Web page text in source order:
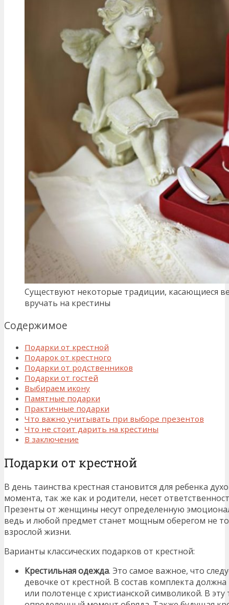
Существуют некоторые традиции, касающиеся
вручать на крестины
Содержимое
Подарки от крестной
Подарок от крестного
Подарки от родственников
Подарки от гостей
Выбираем икону
Памятные подарки
Практичные подарки
Что важно учитывать при выборе презентов
Что не стоит дарить на крестины
В заключение
Подарки от крестной
В день таинства крестная становится для ребенка
момента, так же как и родители, несет
Презенты от женщины несут определенную
ведь и любой предмет станет мощным оберегом не
взрослой жизни.
Варианты классических подарков от крестной:
Крестильная одежда. Это самое важное, что
девочке от крестной. В состав комплекта
или полотенце с христианской символикой. В